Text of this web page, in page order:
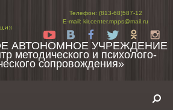
Телефон: (813-68)587-12
E-mail: kir.center.mpps@mail.ru
Yt
Tw
АВТОНОМНОЕ УЧРЕЖДЕНИЕ
методического и психолого-
сопровождения»